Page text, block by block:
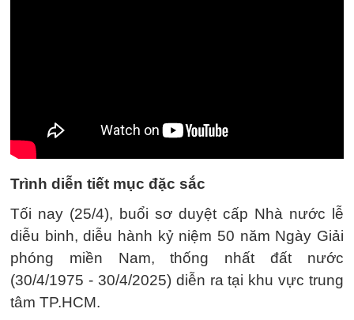
Trình diễn tiết mục đặc sắc
Tối nay (25/4), buổi sơ duyệt cấp Nhà nước lễ
diễu binh, diễu hành kỷ niệm 50 năm Ngày Giải
phóng miền Nam, thống nhất đất nước
(30/4/1975 - 30/4/2025) diễn ra tại khu vực trung
tâm TP.HCM.